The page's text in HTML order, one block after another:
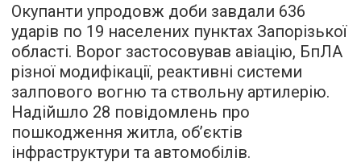
Окупанти упродовж доби завдали 636
ударів по 19 населених пунктах Запорізької
області. Ворог застосовував авіацію, БпЛА
різної модифікації, реактивні системи
залпового вогню та ствольну артилерію.
Надійшло 28 повідомлень про
пошкодження житла, обʼєктів
інфраструктури та автомобілів.